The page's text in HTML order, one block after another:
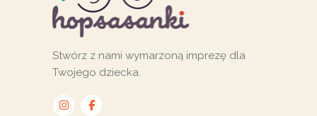
Stwórz z nami wymarzoną imprezę dla
Twojego dziecka.